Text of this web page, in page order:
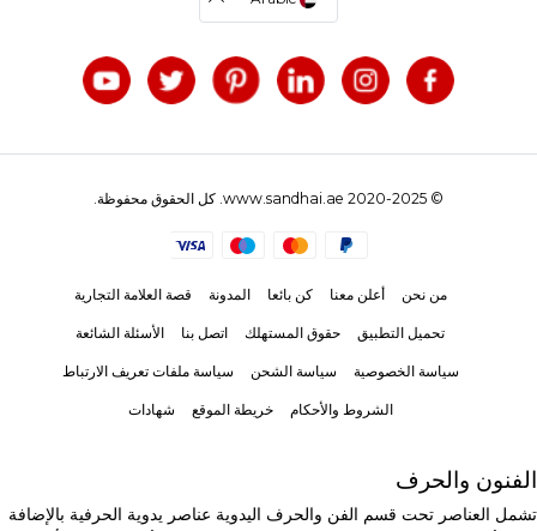
© 2020-2025 www.sandhai.ae. كل الحقوق محفوظة.
من نحن أعلن معنا كن بائعا المدونة قصة العلامة التجارية
تحميل التطبيق حقوق المستهلك اتصل بنا الأسئلة الشائعة
سياسة الخصوصية سياسة الشحن سياسة ملفات تعريف الارتباط
الشروط والأحكام خريطة الموقع شهادات
الفنون والحرف
تشمل العناصر تحت قسم الفن والحرف اليدوية عناصر يدوية الحرفية بالإضافة